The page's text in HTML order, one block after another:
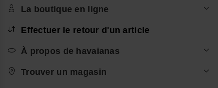
La boutique en ligne
Effectuer le retour d'un article
À propos de havaianas
Trouver un magasin